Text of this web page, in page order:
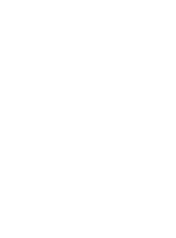
Kredit